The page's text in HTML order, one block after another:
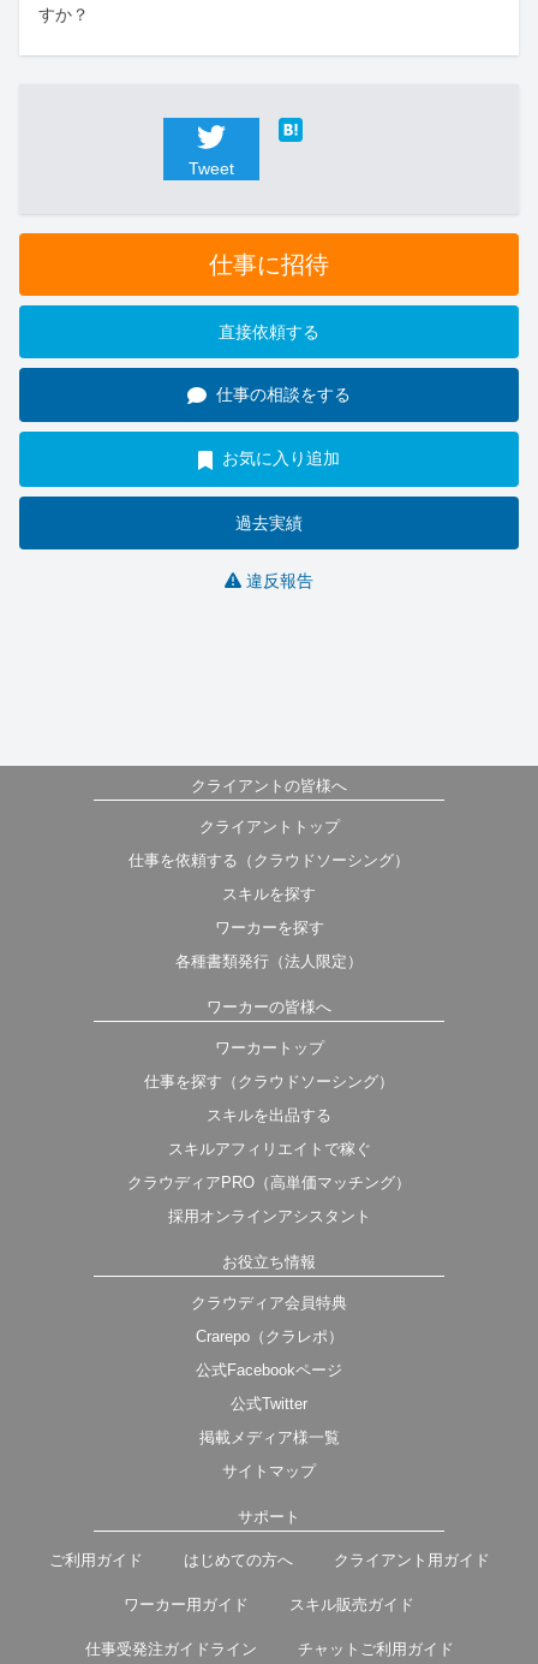
すか？
Tweet
仕事に招待
直接依頼する
仕事の相談をする
お気に入り追加
過去実績
違反報告
クライアントの皆様へ
クライアントトップ
仕事を依頼する（クラウドソーシング）
スキルを探す
ワーカーを探す
各種書類発行（法人限定）
ワーカーの皆様へ
ワーカートップ
仕事を探す（クラウドソーシング）
スキルを出品する
スキルアフィリエイトで稼ぐ
クラウディアPRO（高単価マッチング）
採用オンラインアシスタント
お役立ち情報
クラウディア会員特典
Crarepo（クラレポ）
公式Facebookページ
公式Twitter
掲載メディア様一覧
サイトマップ
サポート
ご利用ガイド はじめての方へ クライアント用ガイド
ワーカー用ガイド スキル販売ガイド
仕事受発注ガイドライン チャットご利用ガイド